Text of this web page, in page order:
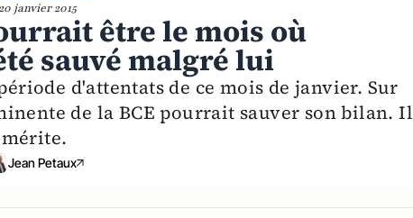
janvier 2015
être le mois où
sauvé malgré lui
d'attentats de ce mois de janvier. Sur
de la BCE pourrait sauver son bilan. Il
Jean Petaux